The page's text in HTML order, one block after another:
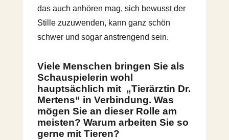
das auch anhören mag, sich bewusst der
Stille zuzuwenden, kann ganz schön
schwer und sogar anstrengend sein.
Viele Menschen bringen Sie als
Schauspielerin wohl
hauptsächlich mit „Tierärztin Dr.
Mertens“ in Verbindung. Was
mögen Sie an dieser Rolle am
meisten? Warum arbeiten Sie so
gerne mit Tieren?